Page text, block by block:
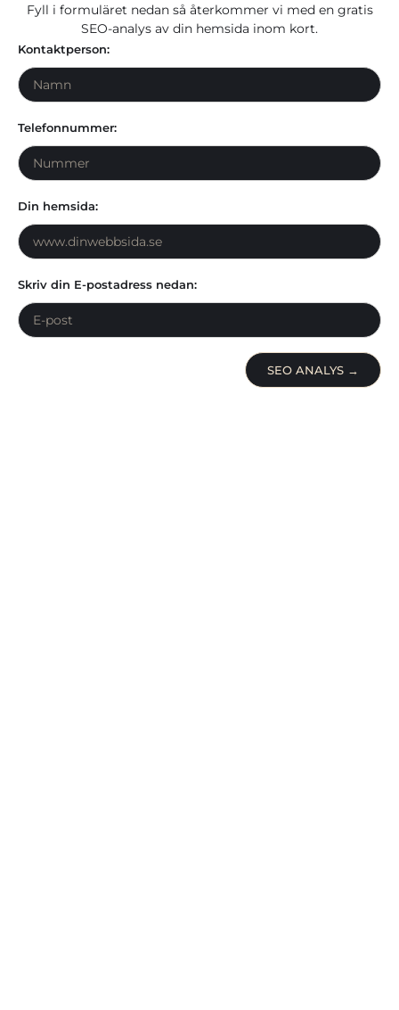
Fyll i formuläret nedan så återkommer vi med en gratis
SEO-analys av din hemsida inom kort.
Kontaktperson:
Telefonnummer:
Din hemsida:
Skriv din E-postadress nedan:
SEO ANALYS →